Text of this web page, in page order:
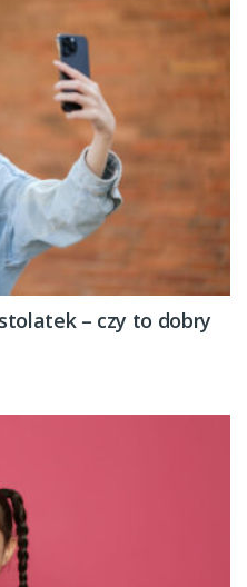
– czy to dobry